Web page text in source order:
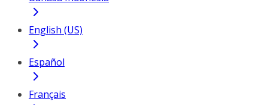
English (US)
Español
Français